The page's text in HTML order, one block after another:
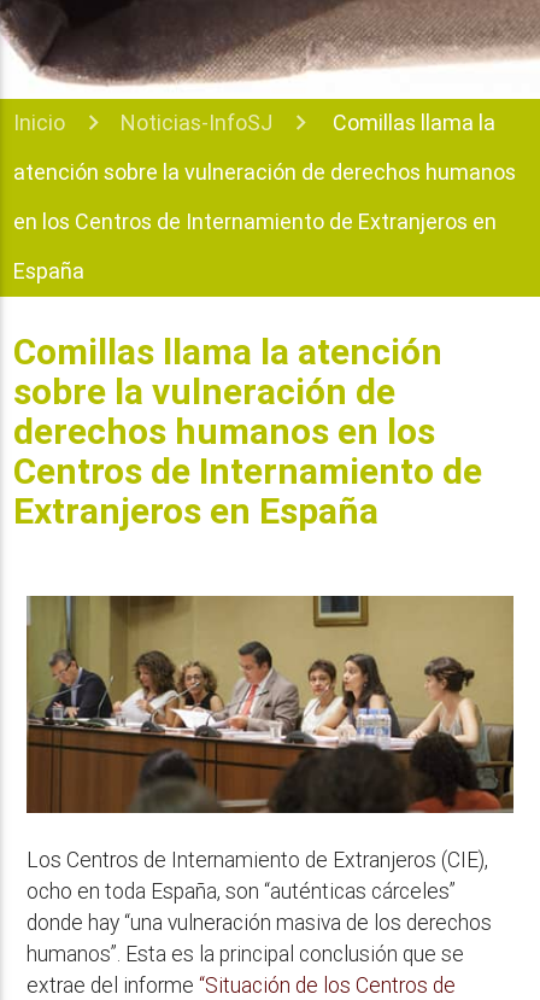
Inicio Noticias-InfoSJ
Comillas llama la
atención sobre la vulneración de derechos humanos
en los Centros de Internamiento de Extranjeros en
España
Comillas llama la atención
sobre la vulneración de
derechos humanos en los
Centros de Internamiento de
Extranjeros en España
Los Centros de Internamiento de Extranjeros (CIE),
ocho en toda España, son “auténticas cárceles”
donde hay “una vulneración masiva de los derechos
humanos”. Esta es la principal conclusión que se
extrae del informe“Situación de los Centros de